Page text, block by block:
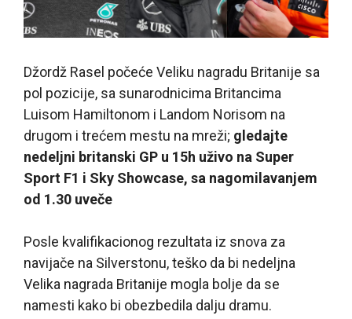
Džordž Rasel počeće Veliku nagradu Britanije sa
pol pozicije, sa sunarodnicima Britancima
Luisom Hamiltonom i Landom Norisom na
drugom i trećem mestu na mreži; gledajte
nedeljni britanski GP u 15h uživo na Super
Sport F1 i Sky Showcase, sa nagomilavanjem
od 1.30 uveče
Posle kvalifikacionog rezultata iz snova za
navijače na Silverstonu, teško da bi nedeljna
Velika nagrada Britanije mogla bolje da se
namesti kako bi obezbedila dalju dramu.